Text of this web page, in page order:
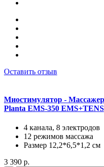
Оставить отзыв
Миостимулятор -
Planta EMS-350 EMS+TENS
4 канала, 8 электродов
12 режимов массажа
Размер 12,2*6,5*1,2 см
3 390 р.